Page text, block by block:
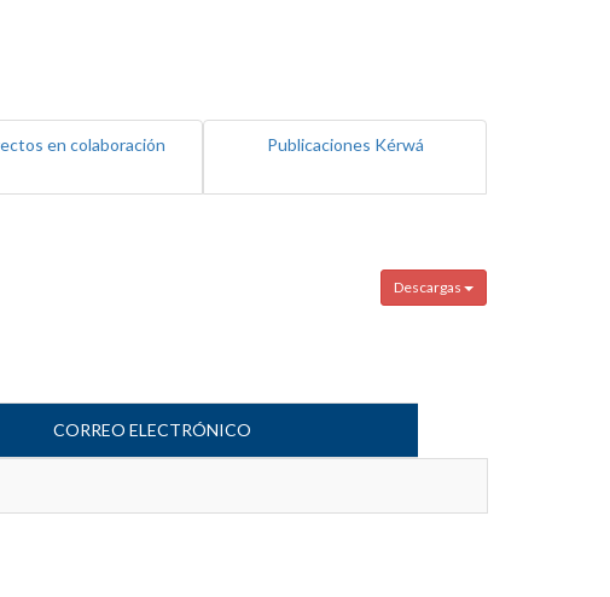
en colaboración Publicaciones Kérwá
Descargas
CORREO ELECTRÓNICO